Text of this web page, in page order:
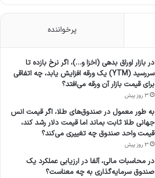
پرخواننده
در بازار اوراق بدهی (اخزا و…)، اگر نرخ بازده تا
سررسید (YTM) یک ورقه افزایش یابد، چه اتفاقی
برای قیمت بازار آن ورقه می‌افتد؟
3 روز پیش
به طور معمول در صندوق‌های طلا، اگر قیمت انس
جهانی طلا ثابت بماند اما قیمت دلار رشد کند،
قیمت واحد صندوق چه تغییری می‌کند؟
3 روز پیش
در محاسبات مالی، آلفا در ارزیابی عملکرد یک
صندوق سرمایه‌گذاری به چه معناست؟